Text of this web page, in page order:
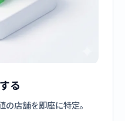
る
店舗を即座に特定。